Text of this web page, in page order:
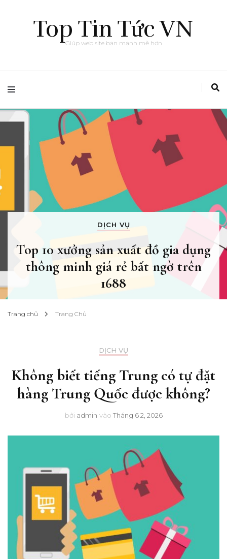
Top Tin Tức VN
Giúp web site bạn mạnh mẽ hơn
DỊCH VỤ
Top 10 xưởng sản xuất đồ gia dụng
thông minh giá rẻ bất ngờ trên
1688
Trang chủ Trang Chủ
DỊCH VỤ
Không biết tiếng Trung có tự đặt
hàng Trung Quốc được không?
bởi admin vào Tháng 6 2, 2026